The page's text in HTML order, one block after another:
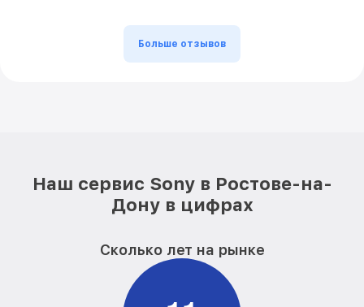
Больше отзывов
Наш сервис Sony в Ростове-на-
Дону в цифрах
Сколько лет на рынке